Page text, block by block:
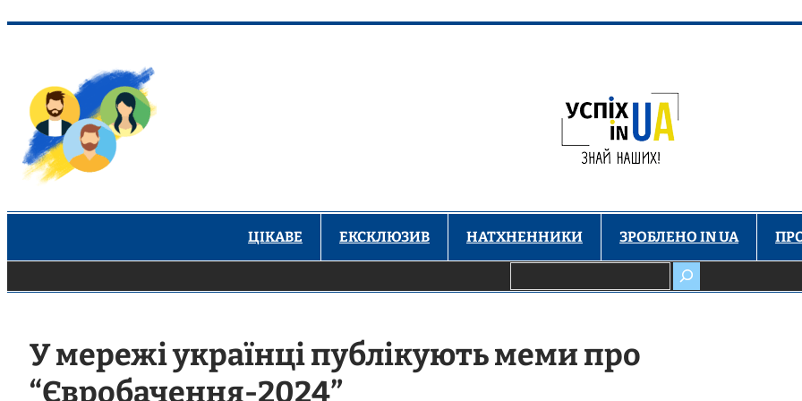
вмісту
ЦІКАВЕ ЕКСКЛЮЗИВ НАТХНЕННИКИ ЗРОБЛЕНО IN UA
У мережі українці публікують меми про
“Євробачення-2024”